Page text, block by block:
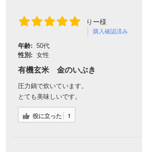
りー様
購入確認済み
年齢: 50代
性別: 女性
有機玄米 金のいぶき
圧力鍋で炊いています。
とても美味しいです。
役に立った 1